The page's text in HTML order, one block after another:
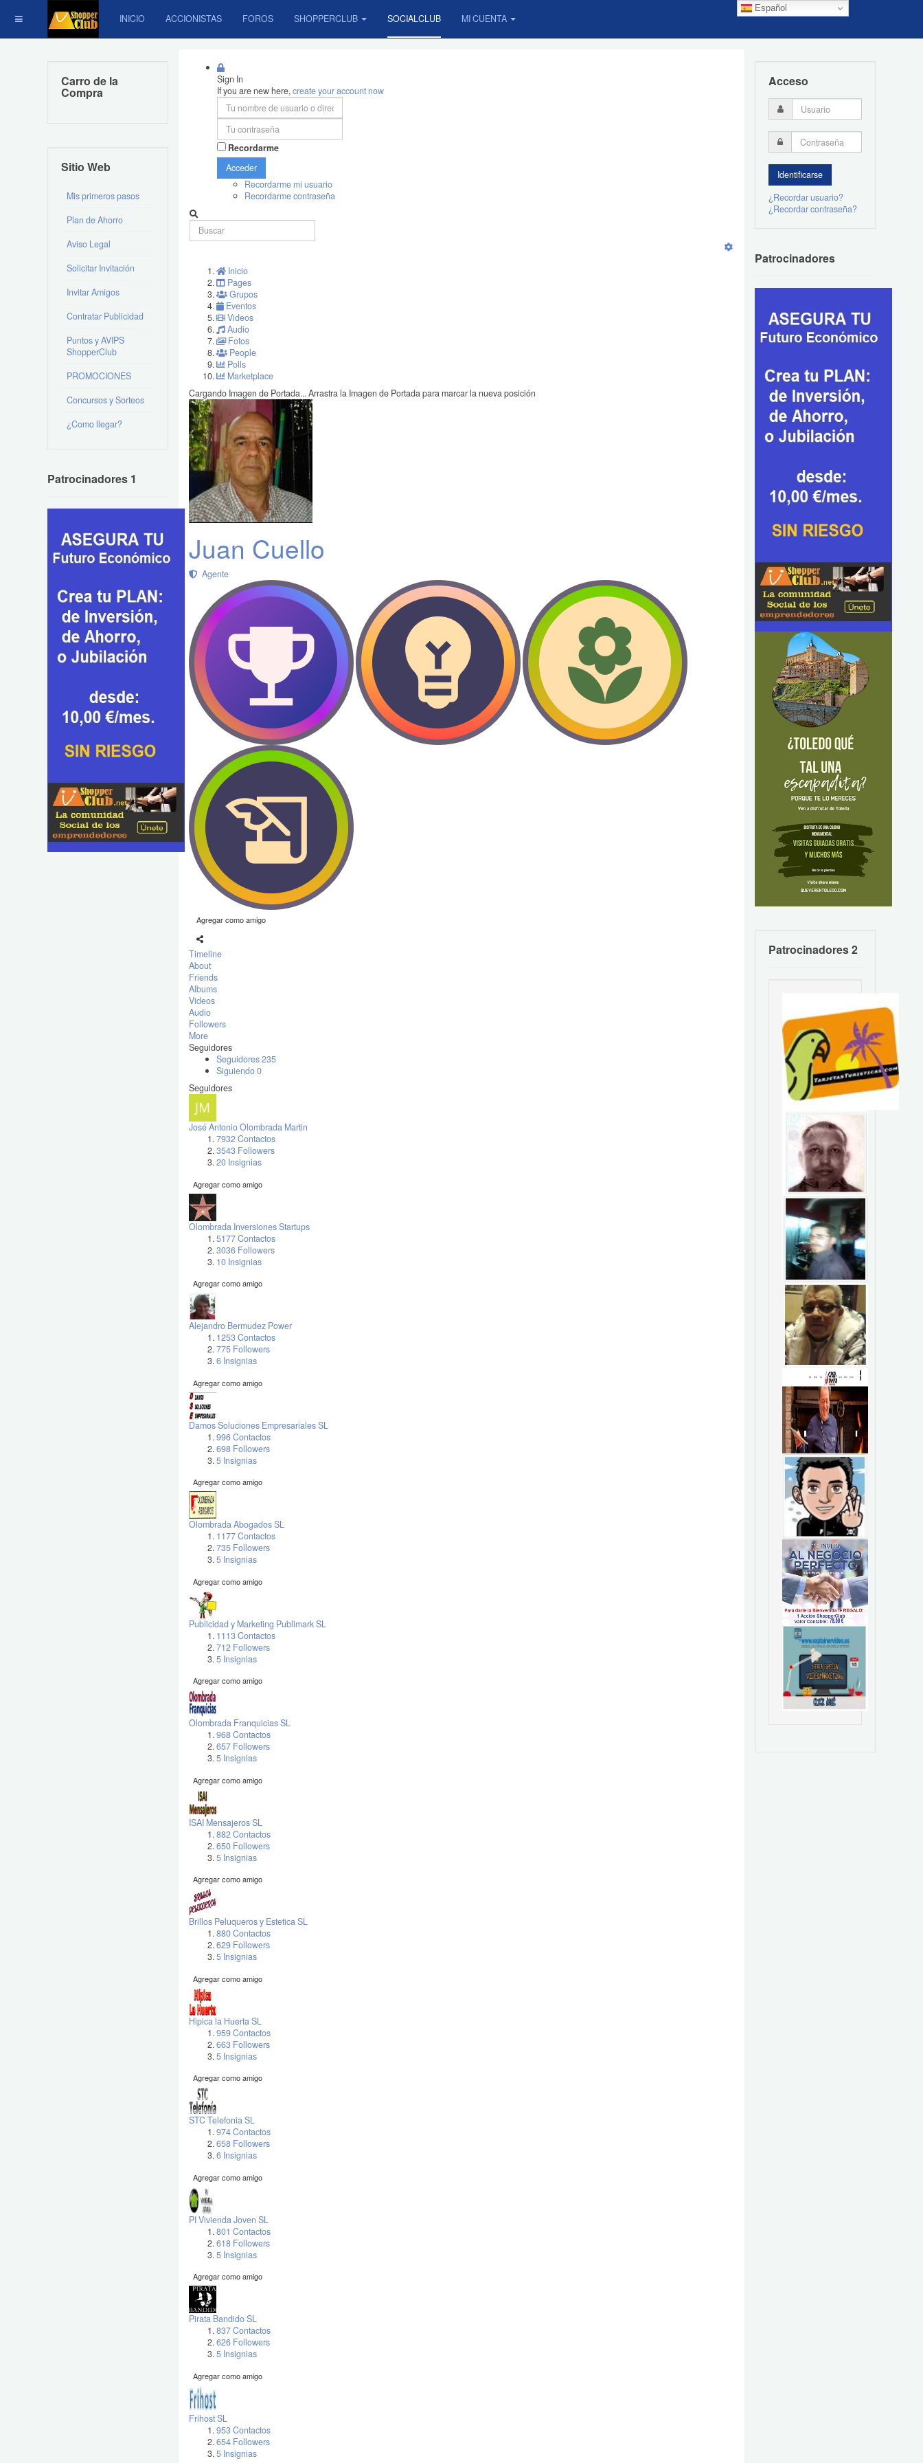
Español
INICIO ACCIONISTAS FOROS SHOPPERCLUB SOCIALCLUB MI CUENTA
Sign In
If you are new here,create your account now
Recordarme
Acceder
Recordarme mi usuario
Recordarme contraseña
Inicio
Pages
Grupos
Eventos
Videos
Audio
Fotos
People
Polls
Marketplace
Cargando Imagen de Portada...Arrastra la Imagen de Portada para marcar la nueva posición
Juan Cuello
Agente
Agregar como amigo
Timeline
About
Friends
Albums
Videos
Audio
Followers
More
Seguidores
Seguidores235
Siguiendo0
Seguidores
José Antonio Olombrada Martin
7932 Contactos
3543 Followers
20 Insignias
Agregar como amigo
Olombrada Inversiones Startups
5177 Contactos
3036 Followers
10 Insignias
Agregar como amigo
Alejandro Bermudez Power
1253 Contactos
775 Followers
6 Insignias
Agregar como amigo
Damos Soluciones Empresariales SL
996 Contactos
698 Followers
5 Insignias
Agregar como amigo
Olombrada Abogados SL
1177 Contactos
735 Followers
5 Insignias
Agregar como amigo
Publicidad y Marketing Publimark SL
1113 Contactos
712 Followers
5 Insignias
Agregar como amigo
Olombrada Franquicias SL
968 Contactos
657 Followers
5 Insignias
Agregar como amigo
ISAI Mensajeros SL
882 Contactos
650 Followers
5 Insignias
Agregar como amigo
Brillos Peluqueros y Estetica SL
880 Contactos
629 Followers
5 Insignias
Agregar como amigo
Hipica la Huerta SL
959 Contactos
663 Followers
5 Insignias
Agregar como amigo
STC Telefonia SL
974 Contactos
658 Followers
6 Insignias
Agregar como amigo
PI Vivienda Joven SL
801 Contactos
618 Followers
5 Insignias
Agregar como amigo
Pirata Bandido SL
837 Contactos
626 Followers
5 Insignias
Agregar como amigo
Frihost SL
953 Contactos
654 Followers
5 Insignias
Carro de la
Compra
Sitio Web
Mis primeros pasos
Plan de Ahorro
Aviso Legal
Solicitar Invitación
Invitar Amigos
Contratar Publicidad
Puntos y AVIPS
ShopperClub
PROMOCIONES
Concursos y Sorteos
¿Como llegar?
Patrocinadores 1
Acceso
¿Recordar usuario?
¿Recordar contraseña?
Patrocinadores
Patrocinadores 2